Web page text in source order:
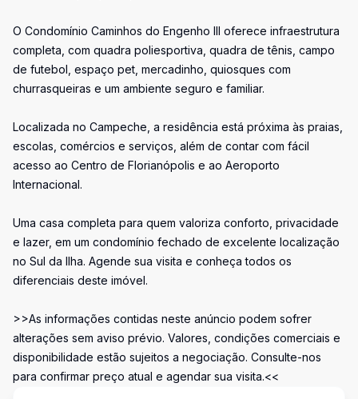
O Condomínio Caminhos do Engenho III oferece infraestrutura
completa, com quadra poliesportiva, quadra de tênis, campo
de futebol, espaço pet, mercadinho, quiosques com
churrasqueiras e um ambiente seguro e familiar.
Localizada no Campeche, a residência está próxima às praias,
escolas, comércios e serviços, além de contar com fácil
acesso ao Centro de Florianópolis e ao Aeroporto
Internacional.
Uma casa completa para quem valoriza conforto, privacidade
e lazer, em um condomínio fechado de excelente localização
no Sul da Ilha. Agende sua visita e conheça todos os
diferenciais deste imóvel.
>>As informações contidas neste anúncio podem sofrer
alterações sem aviso prévio. Valores, condições comerciais e
disponibilidade estão sujeitos a negociação. Consulte-nos
para confirmar preço atual e agendar sua visita.<<